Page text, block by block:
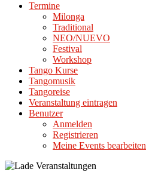
Termine
Milonga
Traditional
NEO/NUEVO
Festival
Workshop
Tango Kurse
Tangomusik
Tangoreise
Veranstaltung eintragen
Benutzer
Anmelden
Registrieren
Meine Events bearbeiten